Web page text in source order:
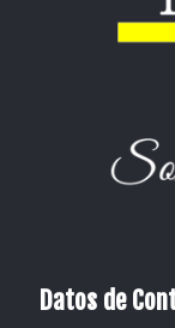
Datos de